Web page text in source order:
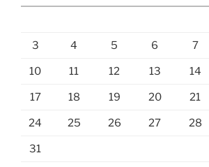
3 4 5 6 7
10 11 12 13 14
17 18 19 20 21
24 25 26 27 28
31